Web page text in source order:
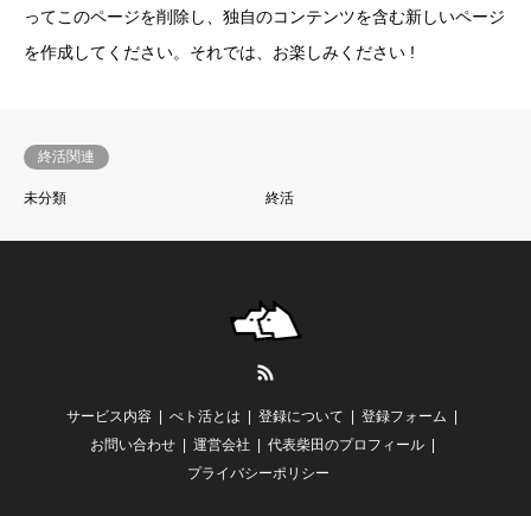
ってこのページを削除し、独自のコンテンツを含む新しいページ
を作成してください。それでは、お楽しみください !
終活関連
未分類 終活
サービス内容 ぺト活とは 登録について
登録フォーム
お問い合わせ
運営会社
代表柴田のプロフィール
プライバシーポリシー